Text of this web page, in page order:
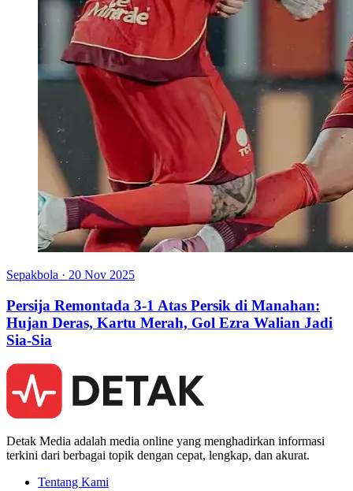
Sepakbola · 20 Nov 2025
Persija Remontada 3-1 Atas Persik di Manahan:
Hujan Deras, Kartu Merah, Gol Ezra Walian Jadi
Sia-Sia
Detak Media adalah media online yang menghadirkan informasi
terkini dari berbagai topik dengan cepat, lengkap, dan akurat.
Tentang Kami